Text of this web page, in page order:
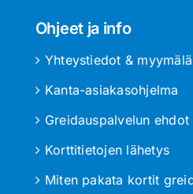
Ohjeet ja info
Yhteystiedot & myymälä
Kanta-asiakasohjelma
Greidauspalvelun ehdot
Korttitietojen lähetys
Miten pakata kortit